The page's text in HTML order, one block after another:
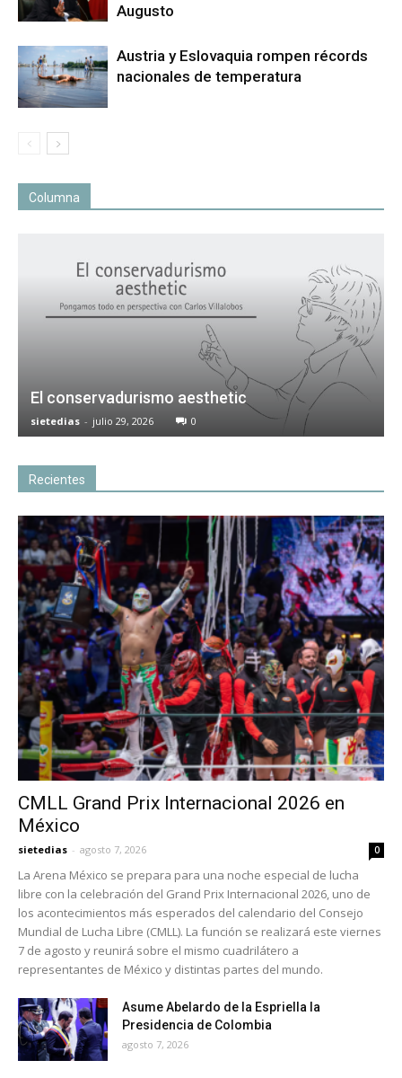
Augusto
Austria y Eslovaquia rompen récords
nacionales de temperatura
Columna
El conservadurismo aesthetic
sietedias - julio 29, 2026 0
Recientes
CMLL Grand Prix Internacional 2026 en
México
sietedias - agosto 7, 2026 0
La Arena México se prepara para una noche especial de lucha
libre con la celebración del Grand Prix Internacional 2026, uno de
los acontecimientos más esperados del calendario del Consejo
Mundial de Lucha Libre (CMLL). La función se realizará este viernes
7 de agosto y reunirá sobre el mismo cuadrilátero a
representantes de México y distintas partes del mundo.
Asume Abelardo de la Espriella la
Presidencia de Colombia
agosto 7, 2026